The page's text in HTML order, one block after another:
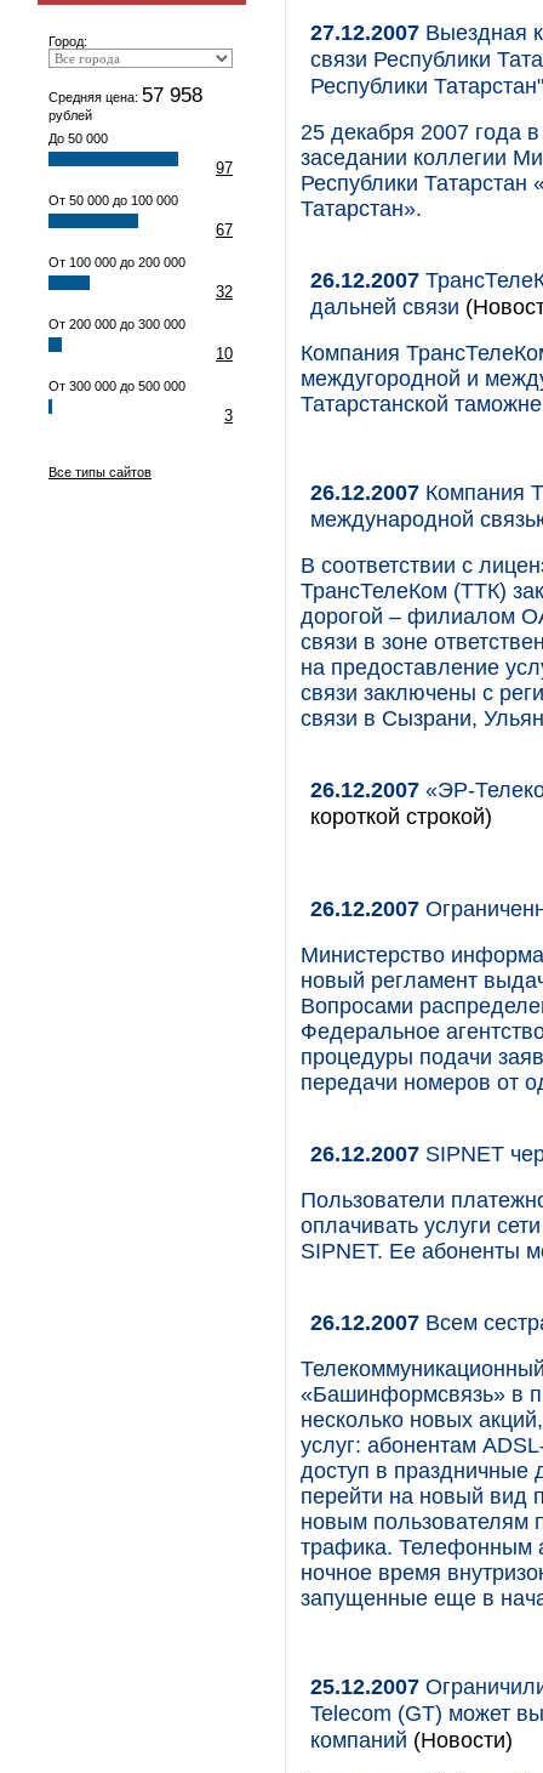
Город:
Средняя цена: 57 958
рублей
До 50 000
97
От 50 000 до 100 000
67
От 100 000 до 200 000
32
От 200 000 до 300 000
10
От 300 000 до 500 000
3
Все типы сайтов
27.12.2007 Выездная
связи Республики
Республики Татарстан"
25 декабря 2007 года
заседании коллегии
Республики Татарстан
Татарстан».
26.12.2007
дальней связи
Компания
междугородной и
Татарстанской
26.12.2007 Компания
международной
В соответствии с
ТрансТелеКом (ТТК)
дорогой – филиалом
связи в зоне
на предоставление
связи заключены с
связи в Сызрани,
26.12.2007 «ЭР-
короткой строкой)
26.12.2007
Министерство
новый регламент
Вопросами
Федеральное
процедуры подачи
передачи номеров от
26.12.2007 SIPNET
Пользователи
оплачивать услуги
SIPNET. Ее абоненты
26.12.2007 Всем
«Башинформсвязь» в
несколько новых
услуг: абонентам
доступ в праздничные
перейти на новый вид
новым пользователям
трафика. Телефонным
ночное время
запущенные еще в
25.12.2007
Telecom (GT) может
компаний (Новости)